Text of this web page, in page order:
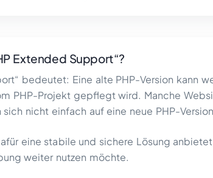
Extended Support“?
bedeutet: Eine alte PHP-Version kann
PHP-Projekt gepflegt wird. Manche
nicht einfach auf eine neue PHP-
eine stabile und sichere Lösung
weiter nutzen möchte.